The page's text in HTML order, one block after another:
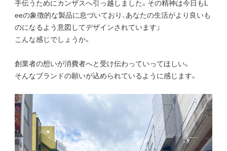
手伝うためにカンザスへ引っ越しました。その精神は今日もL
eeの象徴的な製品に息づいており、あなたの生活がより良いも
のになるよう意図してデザインされています」
こんな感じでしょうか。
創業者の想いが消費者へと受け伝わっていってほしい。
そんなブランドの願いが込められているように感じます。